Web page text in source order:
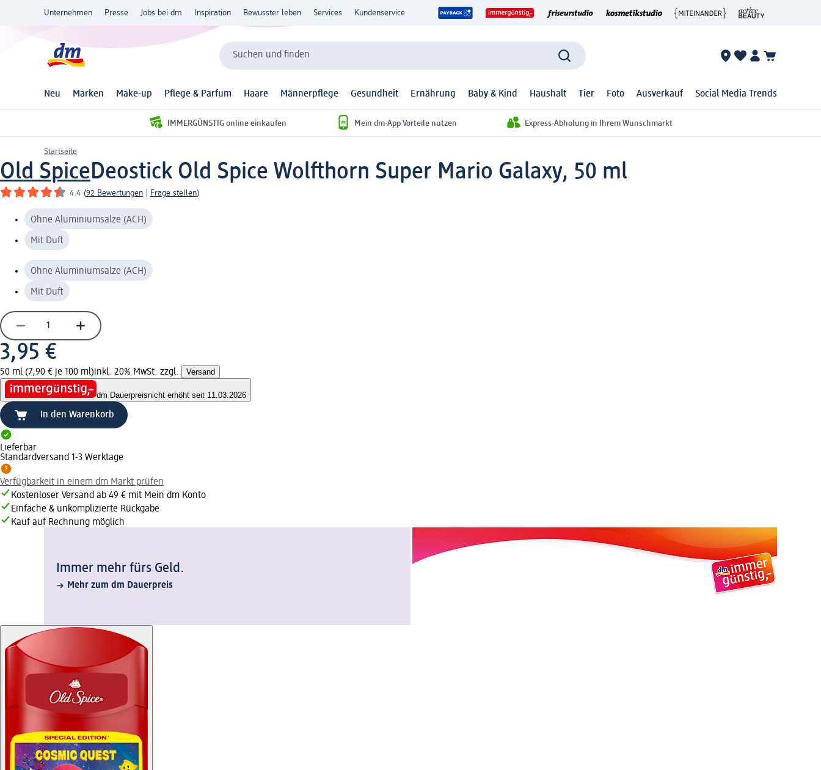
Unternehmen Presse Jobs bei dm Inspiration Bewusster leben Services Kundenservice
Suchen und finden
Neu Marken Make-up Pflege & Parfum Haare Männerpflege Gesundheit Ernährung Baby & Kind Haushalt Tier Foto Ausverkauf Social Media Trends
IMMERGÜNSTIG online einkaufen Mein dm-App Vorteile nutzen Express-Abholung in Ihrem Wunschmarkt
Startseite
Old SpiceDeostick Old Spice Wolfthorn Super Mario Galaxy, 50 ml
4.4 (92 Bewertungen Frage stellen)
Ohne Aluminiumsalze (ACH)
Mit Duft
Ohne Aluminiumsalze (ACH)
Mit Duft
3,95 €
50 ml (7,90 € je 100 ml)inkl. 20% MwSt. zzgl. Versand
dm Dauerpreisnicht erhöht seit 11.03.2026
In den Warenkorb
Lieferbar
Standardversand 1-3 Werktage
Verfügbarkeit in einem dm Markt prüfen
Kostenloser Versand ab 49 € mit Mein dm Konto
Einfache & unkomplizierte Rückgabe
Kauf auf Rechnung möglich
Immer mehr fürs Geld.
Mehr zum dm Dauerpreis